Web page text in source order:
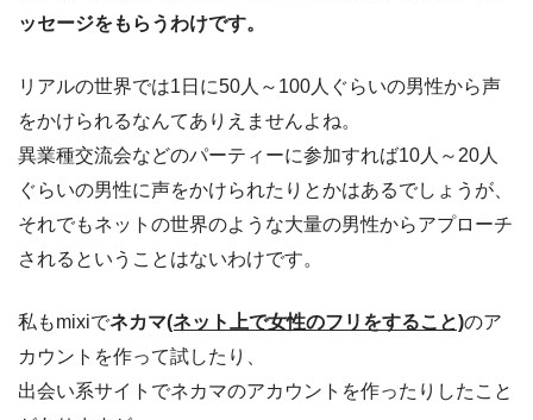
ッセージをもらうわけです。
リアルの世界では1日に50人～100人ぐらいの男性から声
をかけられるなんてありえませんよね。
異業種交流会などのパーティーに参加すれば10人～20人
ぐらいの男性に声をかけられたりとかはあるでしょうが、
それでもネットの世界のような大量の男性からアプローチ
されるということはないわけです。
私もmixiでネカマ(ネット上で女性のフリをすること)のア
カウントを作って試したり、
出会い系サイトでネカマのアカウントを作ったりしたこと